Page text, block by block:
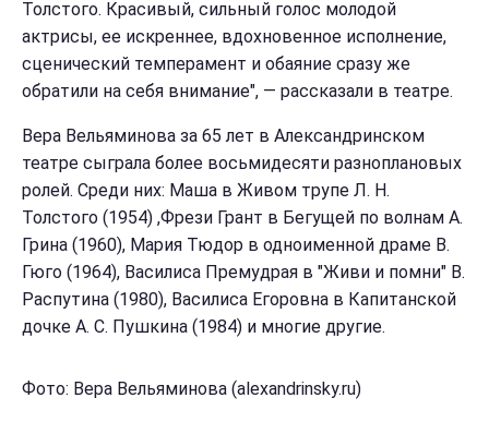
Толстого. Красивый, сильный голос молодой
актрисы, ее искреннее, вдохновенное исполнение,
сценический темперамент и обаяние сразу же
обратили на себя внимание", — рассказали в театре.
Вера Вельяминова за 65 лет в Александринском
театре сыграла более восьмидесяти разноплановых
ролей. Среди них: Маша в Живом трупе Л. Н.
Толстого (1954) ,Фрези Грант в Бегущей по волнам А.
Грина (1960), Мария Тюдор в одноименной драме В.
Гюго (1964), Василиса Премудрая в "Живи и помни" В.
Распутина (1980), Василиса Егоровна в Капитанской
дочке А. С. Пушкина (1984) и многие другие.
Фото: Вера Вельяминова (alexandrinsky.ru)